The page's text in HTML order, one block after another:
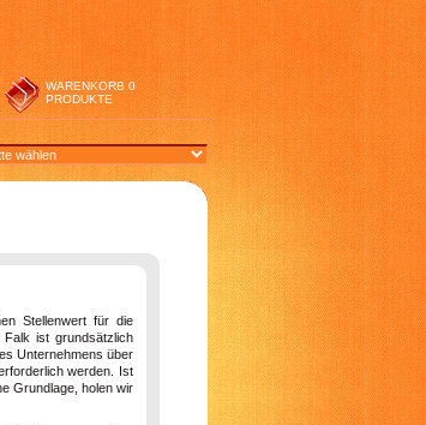
WARENKORB 0
PRODUKTE
Stellenwert für die
Falk ist grundsätzlich
Unternehmens über
werden. Ist
Grundlage, holen wir